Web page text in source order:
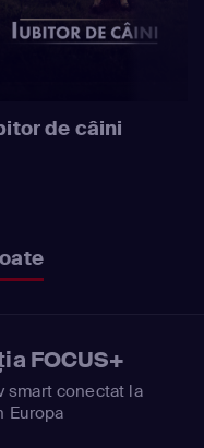
de câini
FOCUS+
smart conectat la
Europa